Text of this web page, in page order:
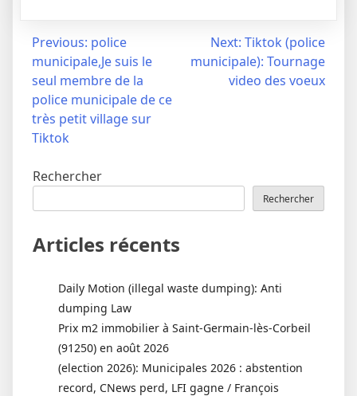
Navigation
l’article
Previous: police
municipale,Je suis le
seul membre de la
police municipale de ce
très petit village sur
Tiktok
Next: Tiktok (police
municipale): Tournage
video des voeux
Rechercher
Rechercher
Articles récents
Daily Motion (illegal waste dumping): Anti
dumping Law
Prix m2 immobilier à Saint-Germain-lès-Corbeil
(91250) en août 2026
(election 2026): Municipales 2026 : abstention
record, CNews perd, LFI gagne / François